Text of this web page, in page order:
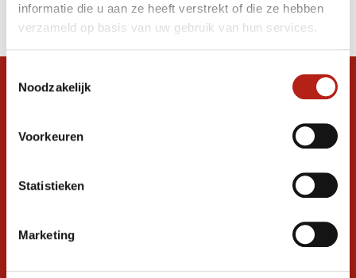
informatie die u aan ze heeft verstrekt of die ze hebben
verzameld op basis van uw gebruik van hun services.
Noodzakelijk
Voorkeuren
Statistieken
Marketing
Filter
Sorteren op
Snel antwoord op je vraag?
graag verder. 24/7
Ontvang de nieuwste aanbiedingen en